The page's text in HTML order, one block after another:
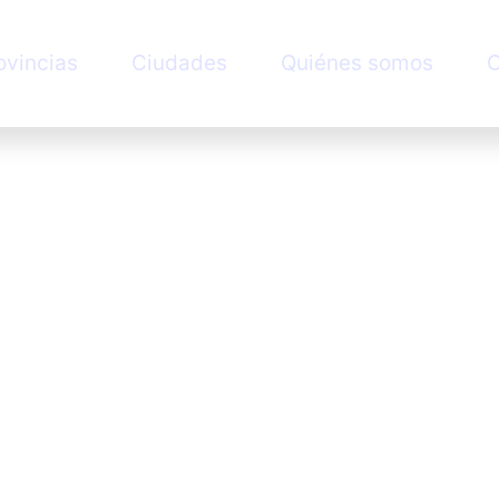
Ciudades Quiénes somos